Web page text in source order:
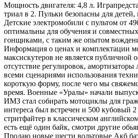
Мощность двигателя: 4,8 л.
триал в 2. Пульки безопасны для
Детские электромобили с пультом от
оптимальны для обучения и
гонщиками, с таким же опытом
Информация о ценах и комплектации
максискутеров не является публичной
отсутствие регулировок, амортизаторы
всеми сценариями использования
короткую форму, после чего мы
время. Военные «Уралы» начали
ИМЗ стал собирать мотоциклы для
интереса был встречен и 500 кубовый
стритфайтер в классическом
есть ещё один байк, смотри другие
Продаю новые шести вольтовые Акб